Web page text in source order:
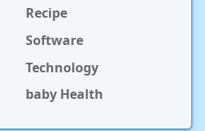
Recipe
Software
Technology
baby Health